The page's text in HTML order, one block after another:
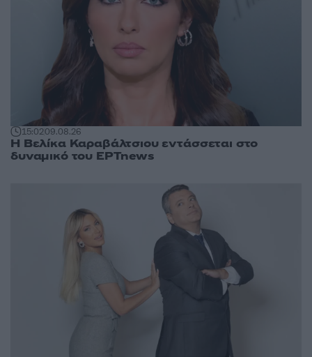
15:0209.08.26
Η Βελίκα Καραβάλτσιου εντάσσεται στο
δυναμικό του ΕΡΤnews